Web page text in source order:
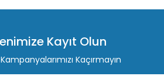
Kayıt Olun
Kaçırmayın